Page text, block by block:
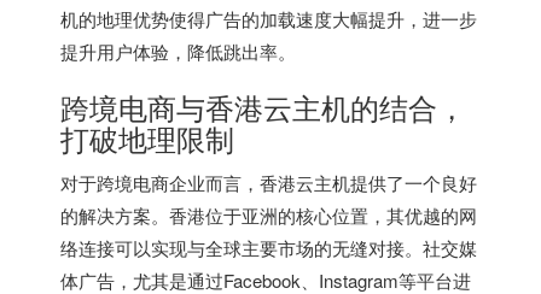
机的地理优势使得广告的加载速度大幅提升，进一步
提升用户体验，降低跳出率。
跨境电商与香港云主机的结合，
打破地理限制
对于跨境电商企业而言， 香港云主机提供了一个良好
的解决方案。香港位于亚洲的核心位置，其优越的网
络连接可以实现与全球主要市场的无缝对接。社交媒
体广告，尤其是通过Facebook、Instagram等平台进